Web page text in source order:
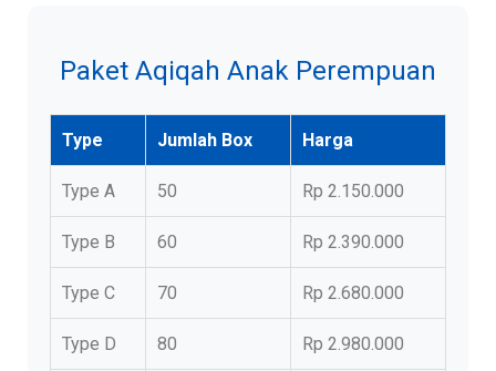
Paket Aqiqah Anak Perempuan
Type Jumlah Box Harga
Type A 50 Rp 2.150.000
Type B 60 Rp 2.390.000
Type C 70 Rp 2.680.000
Type D 80 Rp 2.980.000